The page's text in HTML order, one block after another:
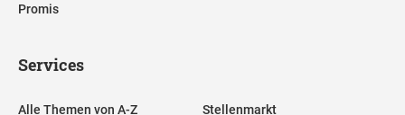
Promis
Services
Alle Themen von A-Z Stellenmarkt